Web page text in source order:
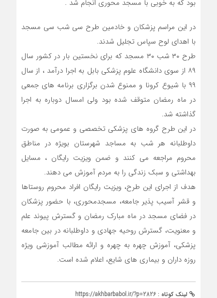
بود که به خوبی با مسجد محوری انجام شد .
در این مراسم پزشکان و خادمین طرح سی شب سی مسجد
با اهدای لوح سپاس تجلیل شدند.
طرح ۳۰ شب ۳۰ مسجد که برای نخستین بار در کشور سال
۸۹ از سوی دانشگاه علوم پزشکی بابل به اجرا درآمد ، از سال
۹۹ با شیوع کرونا و ممنوع شدن برگزاری برنامه های جمعی
در ماه رمضان متوقف شده بود ولی امسال دوباره به اجرا
گذاشته شد.
در این طرح گروه های پزشکی تخصصی و عمومی به صورت
داوطلبانه هر شب به مساجد شهرستان بویژه در مناطق
محروم مراجعه می کنند و ضمن ویزیت رایگان ، مسایل
بهداشتی و سبک زندگی را به مردم آموزش می دهند.
هدف از اجرای این طرح، ویزیت رایگان افراد محروم روستاها
و قشر آسیب پذیر جامعه، مسجدمحوری، با حضور پزشکان
در فضای مسجد در ماه مبارک رمضان و گسترش پیوند علم
و معنویت، گسترش روحیه جهادی و داوطلبانه در بین جامعه
پزشکی، آموزش چهره به چهره و ارائه مطالب آموزشی ویژه
روزه داران و بیماری های شایع، اعلام شده است.
لینک کوتاه : https://akhbarbabol.ir/?p=2826